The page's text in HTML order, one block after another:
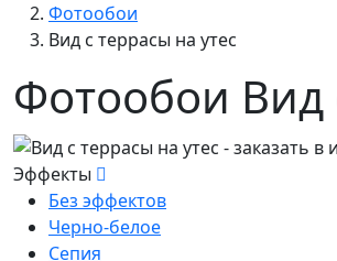
Фотообои
Вид с террасы на утес
Фотообои Вид
Эффекты
Без эффектов
Черно-белое
Сепия